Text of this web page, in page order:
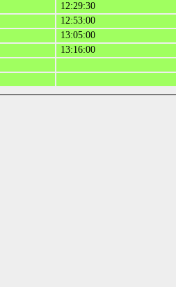
12:29:30
12:53:00
13:05:00
13:16:00